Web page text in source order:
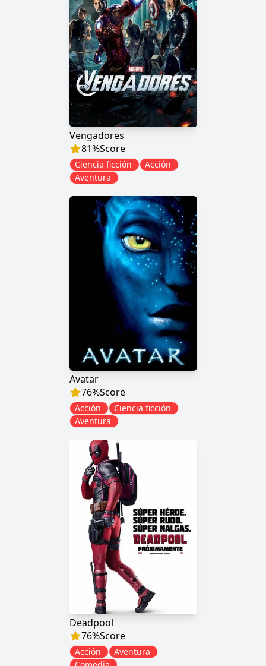
Vengadores
81%Score
Ciencia ficción
Acción
Aventura
Avatar
76%Score
Acción
Ciencia ficción
Aventura
Deadpool
76%Score
Acción
Aventura